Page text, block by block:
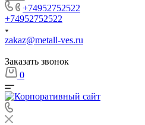
+74952752522
+74952752522
zakaz@metall-ves.ru
Заказать звонок
0